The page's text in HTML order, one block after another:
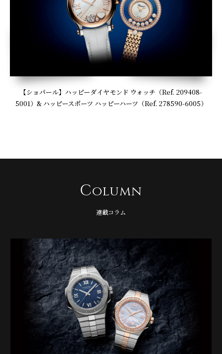
【ショパール】ハッピーダイヤモンド ウォッチ（Ref. 209408-
5001）& ハッピースポーツ ハッピーハーツ（Ref. 278590-6005）
Column
連載コラム